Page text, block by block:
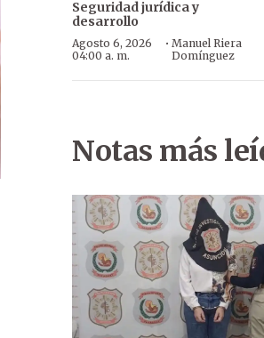
Seguridad jurídica y
desarrollo
Agosto 6, 2026
04:00 a. m.
· Manuel Riera
Domínguez
Notas más